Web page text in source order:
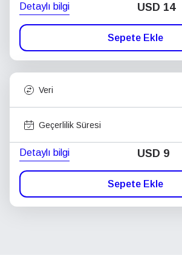
Detaylı bilgi USD 14
Sepete Ekle
Veri
Geçerlilik Süresi
Detaylı bilgi USD 9
Sepete Ekle